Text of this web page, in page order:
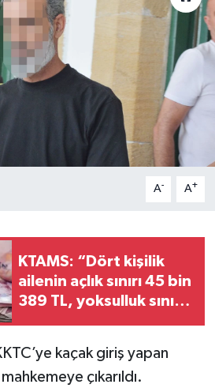
A- A+
KTAMS: “Dört kişilik
ailenin açlık sınırı 45 bin
389 TL, yoksulluk sınırı
kaçak giriş yapan
çıkarıldı.